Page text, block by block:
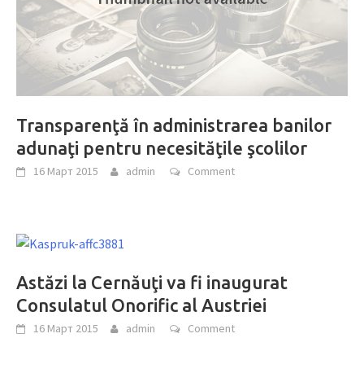
Transparenţă în administrarea banilor
adunaţi pentru necesităţile şcolilor
16 Март 2015 admin Comment
Astăzi la Cernăuţi va fi inaugurat
Consulatul Onorific al Austriei
16 Март 2015 admin Comment